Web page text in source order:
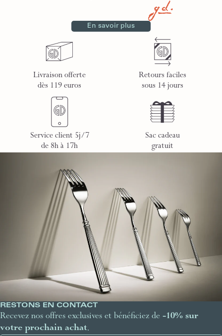
En savoir plus
Livraison offerte
dès 119 euros
Retours faciles
sous 14 jours
Service client 5j/7
de 8h à 17h
Sac cadeau
gratuit
RESTONS EN CONTACT
Recevez nos offres exclusives et bénéficiez de -10% sur
votre prochain achat.